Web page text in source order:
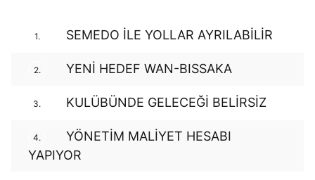
1. SEMEDO İLE YOLLAR AYRILABİLİR
2. YENİ HEDEF WAN-BISSAKA
3. KULÜBÜNDE GELECEĞİ BELİRSİZ
4.
YÖNETİM MALİYET HESABI
YAPIYOR